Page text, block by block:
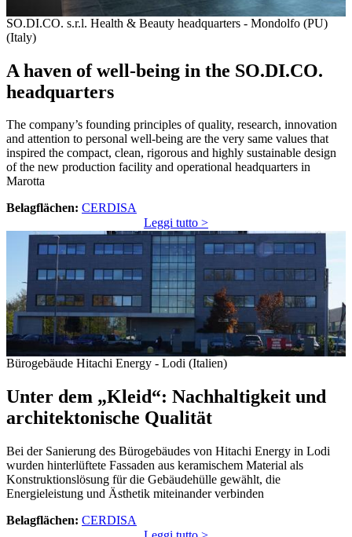
SO.DI.CO. s.r.l. Health & Beauty headquarters - Mondolfo (PU)
(Italy)
A haven of well-being in the SO.DI.CO.
headquarters
The company’s founding principles of quality, research, innovation
and attention to personal well-being are the very same values that
inspired the compact, clean, rigorous and highly sustainable design
of the new production facility and operational headquarters in
Marotta
Belagflächen: CERDISA
Leggi tutto >
Bürogebäude Hitachi Energy - Lodi (Italien)
Unter dem „Kleid“: Nachhaltigkeit und
architektonische Qualität
Bei der Sanierung des Bürogebäudes von Hitachi Energy in Lodi
wurden hinterlüftete Fassaden aus keramischem Material als
Konstruktionslösung für die Gebäudehülle gewählt, die
Energieleistung und Ästhetik miteinander verbinden
Belagflächen: CERDISA